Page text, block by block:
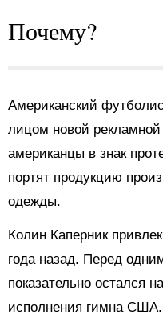
Почему?
Американский
лицом новой
американцы в знак
портят продукцию
одежды.
Колин Каперник
года назад. Перед
показательно остался
исполнения гимна США.